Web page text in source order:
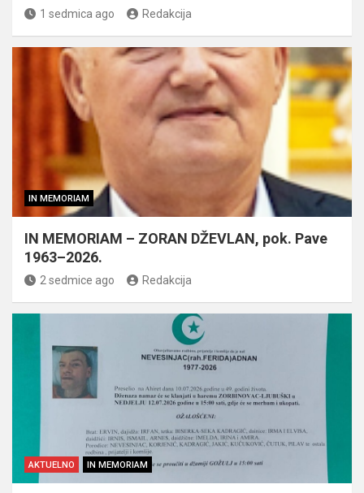
1 sedmica ago Redakcija
IN MEMORIAM
IN MEMORIAM – ZORAN DŽEVLAN, pok. Pave
1963–2026.
2 sedmice ago Redakcija
AKTUELNO IN MEMORIAM